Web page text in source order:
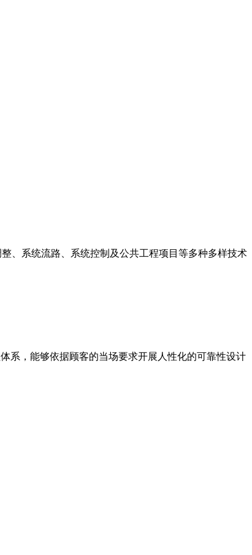
、系统流路、系统控制及公共工程项目等多种多样技术
系，能够依据顾客的当场要求开展人性化的可靠性设计